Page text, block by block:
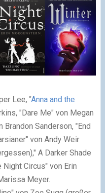
Lee, "Anna and the
"Dare Me" von Megan
Sanderson, "End
von Andy Weir
A Darker Shade
Night Circus" von Erin
Meyer.